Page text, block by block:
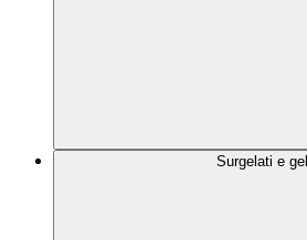
Surgelati e